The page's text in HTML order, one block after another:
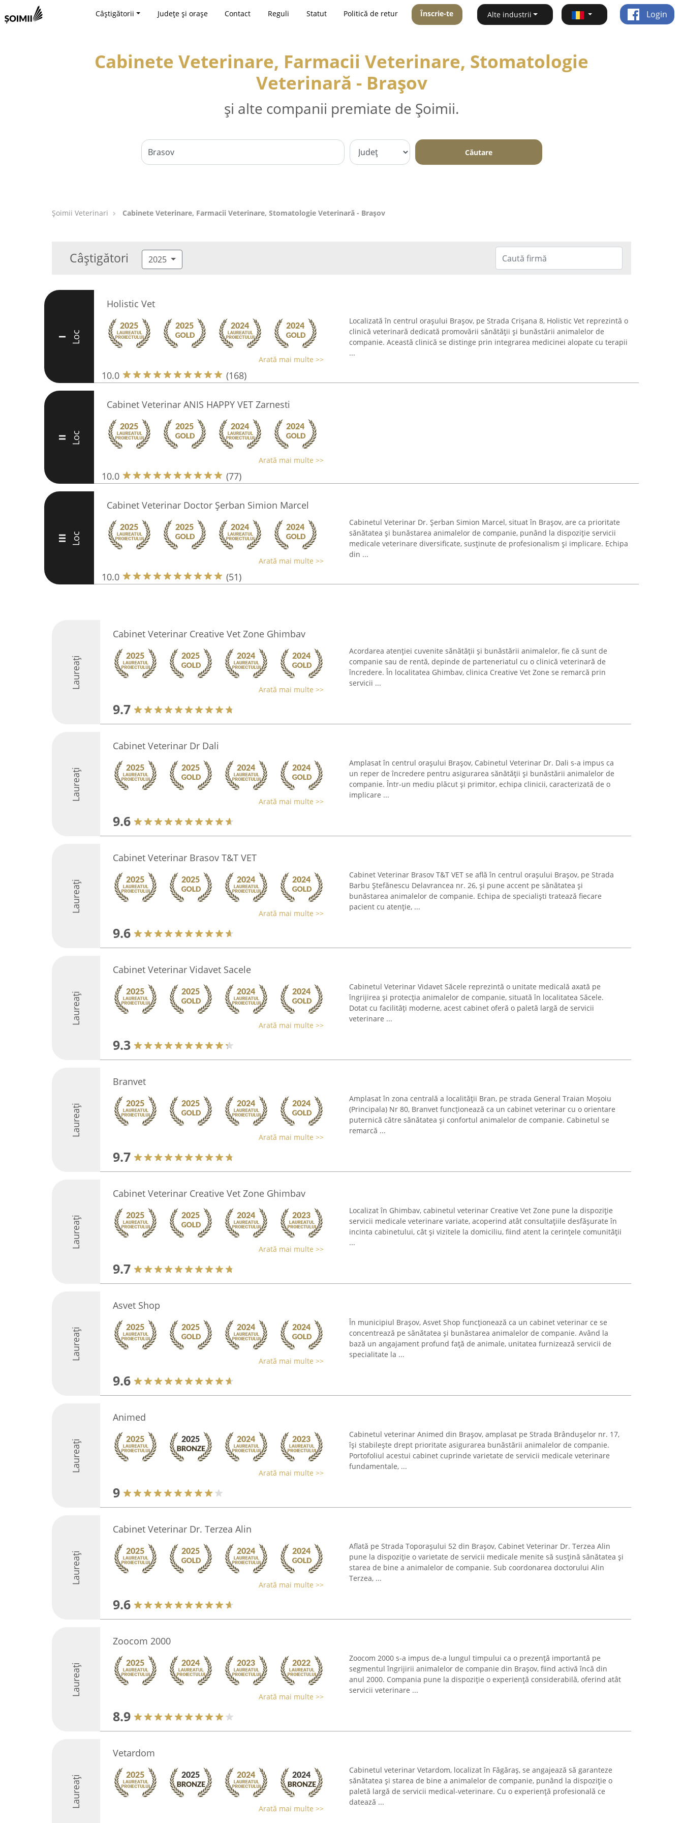
Câștigătorii Județe și orașe Contact Reguli Statut Politică de retur Înscrie-te Alte industrii Login
Cabinete Veterinare, Farmacii Veterinare, Stomatologie
Veterinară - Braşov
și alte companii premiate de Șoimii.
Căutare
Șoimii Veterinari Cabinete Veterinare, Farmacii Veterinare, Stomatologie Veterinară - Braşov
Câștigători 2025
I Loc
Holistic Vet
Arată mai multe >>
10.0 (168)
Localizată în centrul orașului Brașov, pe Strada Crișana 8, Holistic Vet reprezintă o
clinică veterinară dedicată promovării sănătății și bunăstării animalelor de
companie. Această clinică se distinge prin integrarea medicinei alopate cu terapii
...
II Loc
Cabinet Veterinar ANIS HAPPY VET Zarnesti
Arată mai multe >>
10.0 (77)
III Loc
Cabinet Veterinar Doctor Şerban Simion Marcel
Arată mai multe >>
10.0 (51)
Cabinetul Veterinar Dr. Şerban Simion Marcel, situat în Brașov, are ca prioritate
sănătatea și bunăstarea animalelor de companie, punând la dispoziție servicii
medicale veterinare diversificate, susținute de profesionalism și implicare. Echipa
din ...
Laureați
Cabinet Veterinar Creative Vet Zone Ghimbav
Arată mai multe >>
9.7
Acordarea atenției cuvenite sănătății și bunăstării animalelor, fie că sunt de
companie sau de rentă, depinde de parteneriatul cu o clinică veterinară de
încredere. În localitatea Ghimbav, clinica Creative Vet Zone se remarcă prin
servicii ...
Laureați
Cabinet Veterinar Dr Dali
Arată mai multe >>
9.6
Amplasat în centrul orașului Brașov, Cabinetul Veterinar Dr. Dali s-a impus ca
un reper de încredere pentru asigurarea sănătății și bunăstării animalelor de
companie. Într-un mediu plăcut și primitor, echipa clinicii, caracterizată de o
implicare ...
Laureați
Cabinet Veterinar Brasov T&T VET
Arată mai multe >>
9.6
Cabinet Veterinar Brasov T&T VET se află în centrul orașului Brașov, pe Strada
Barbu Ștefănescu Delavrancea nr. 26, și pune accent pe sănătatea și
bunăstarea animalelor de companie. Echipa de specialiști tratează fiecare
pacient cu atenție, ...
Laureați
Cabinet Veterinar Vidavet Sacele
Arată mai multe >>
9.3
Cabinetul Veterinar Vidavet Săcele reprezintă o unitate medicală axată pe
îngrijirea și protecția animalelor de companie, situată în localitatea Săcele.
Dotat cu facilități moderne, acest cabinet oferă o paletă largă de servicii
veterinare ...
Laureați
Branvet
Arată mai multe >>
9.7
Amplasat în zona centrală a localității Bran, pe strada General Traian Moșoiu
(Principala) Nr 80, Branvet funcționează ca un cabinet veterinar cu o orientare
puternică către sănătatea și confortul animalelor de companie. Cabinetul se
remarcă ...
Laureați
Cabinet Veterinar Creative Vet Zone Ghimbav
Arată mai multe >>
9.7
Localizat în Ghimbav, cabinetul veterinar Creative Vet Zone pune la dispoziție
servicii medicale veterinare variate, acoperind atât consultațiile desfășurate în
incinta cabinetului, cât și vizitele la domiciliu, fiind atent la cerințele comunității
...
Laureați
Asvet Shop
Arată mai multe >>
9.6
În municipiul Brașov, Asvet Shop funcționează ca un cabinet veterinar ce se
concentrează pe sănătatea și bunăstarea animalelor de companie. Având la
bază un angajament profund față de animale, unitatea furnizează servicii de
specialitate la ...
Laureați
Animed
Arată mai multe >>
9
Cabinetul veterinar Animed din Brașov, amplasat pe Strada Brândușelor nr. 17,
își stabilește drept prioritate asigurarea bunăstării animalelor de companie.
Portofoliul acestui cabinet cuprinde varietate de servicii medicale veterinare
fundamentale, ...
Laureați
Cabinet Veterinar Dr. Terzea Alin
Arată mai multe >>
9.6
Aflată pe Strada Toporașului 52 din Brașov, Cabinet Veterinar Dr. Terzea Alin
pune la dispoziție o varietate de servicii medicale menite să susțină sănătatea și
starea de bine a animalelor de companie. Sub coordonarea doctorului Alin
Terzea, ...
Laureați
Zoocom 2000
Arată mai multe >>
8.9
Zoocom 2000 s-a impus de-a lungul timpului ca o prezență importantă pe
segmentul îngrijirii animalelor de companie din Brașov, fiind activă încă din
anul 2000. Compania pune la dispoziție o experiență considerabilă, oferind atât
servicii veterinare ...
Laureați
Vetardom
Arată mai multe >>
Cabinetul veterinar Vetardom, localizat în Făgăraș, se angajează să garanteze
sănătatea și starea de bine a animalelor de companie, punând la dispoziție o
paletă largă de servicii medical-veterinare. Cu o experiență profesională ce
datează ...